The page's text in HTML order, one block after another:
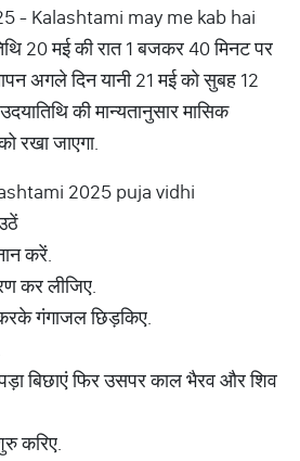
- Kalashtami may me kab hai
20 मई की रात 1 बजकर 40 मिनट पर
अगले दिन यानी 21 मई को सुबह 12
की मान्यतानुसार मासिक
रखा जाएगा.
2025 puja vidhi
करें.
कर लीजिए.
गंगाजल छिड़किए.
बिछाएं फिर उसपर काल भैरव और शिव
करिए.